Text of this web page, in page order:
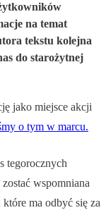
na temat
tekstu kolejna
do starożytnej
jako miejsce akcji
o tym w marcu.
tegorocznych
wspomniana
ma odbyć się za